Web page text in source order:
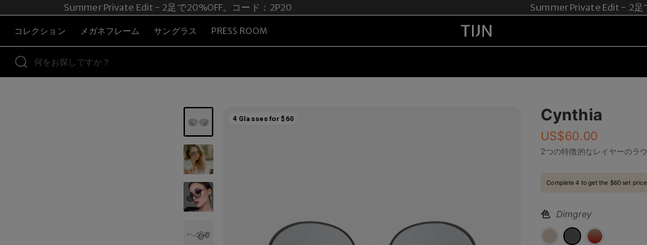
Summer Private Edit - 2足で20%OFF。コード：2P20 Summer Private Edit - 2足で
コレクション メガネフレーム サングラス PRESS ROOM
4 Glasses for $60 Cynthia
US$60.00
2つの特徴的なレイヤーのラ
Complete 4 to get the $60 set price
色 Dimgrey